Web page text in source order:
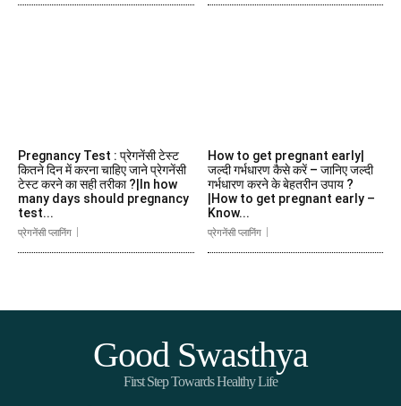
Pregnancy Test : प्रेगनेंसी टेस्ट
कितने दिन में करना चाहिए जाने प्रेगनेंसी
टेस्ट करने का सही तरीका ?|In how
many days should pregnancy
test...
प्रेगनेंसी प्लानिंग
How to get pregnant early|
जल्दी गर्भधारण कैसे करें – जानिए जल्दी
गर्भधारण करने के बेहतरीन उपाय ?
|How to get pregnant early –
Know...
प्रेगनेंसी प्लानिंग
Good Swasthya
First Step Towards Healthy Life